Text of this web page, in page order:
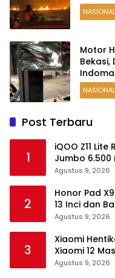
NASIONAL
Motor
Bekasi,
NASIONAL
Post Terbaru
1
iQOO Z11
Jumbo 6.500
Agustus 9, 2026
2
Honor Pad
13 Inci dan
Agustus 9, 2026
3
Xiaomi
Xiaomi 12
Agustus 9, 2026